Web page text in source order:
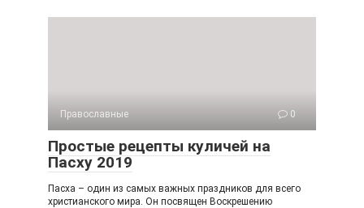
Православные 0
Простые рецепты куличей на
Пасху 2019
Пасха – один из самых важных праздников для всего
христианского мира. Он посвящен Воскрешению